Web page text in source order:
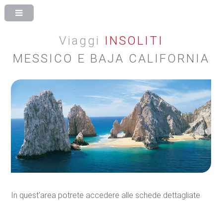
Viaggi INSOLITI
MESSICO E BAJA CALIFORNIA
In quest'area potrete accedere alle schede dettagliate